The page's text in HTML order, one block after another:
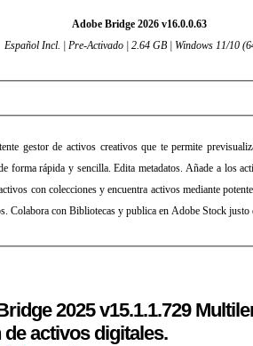
Adobe Bridge 2026 v16.0.0.63
Español Incl. | Pre-Activado | 2.64 GB | Windows 11/10
gestor de activos creativos que te permite
forma rápida y sencilla. Edita metadatos. Añade a los
con colecciones y encuentra activos mediante
Colabora con Bibliotecas y publica en Adobe Stock justo
2025 v15.1.1.729
de activos digitales.